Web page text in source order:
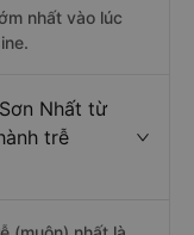
nhất vào lúc
Nhất từ
trễ